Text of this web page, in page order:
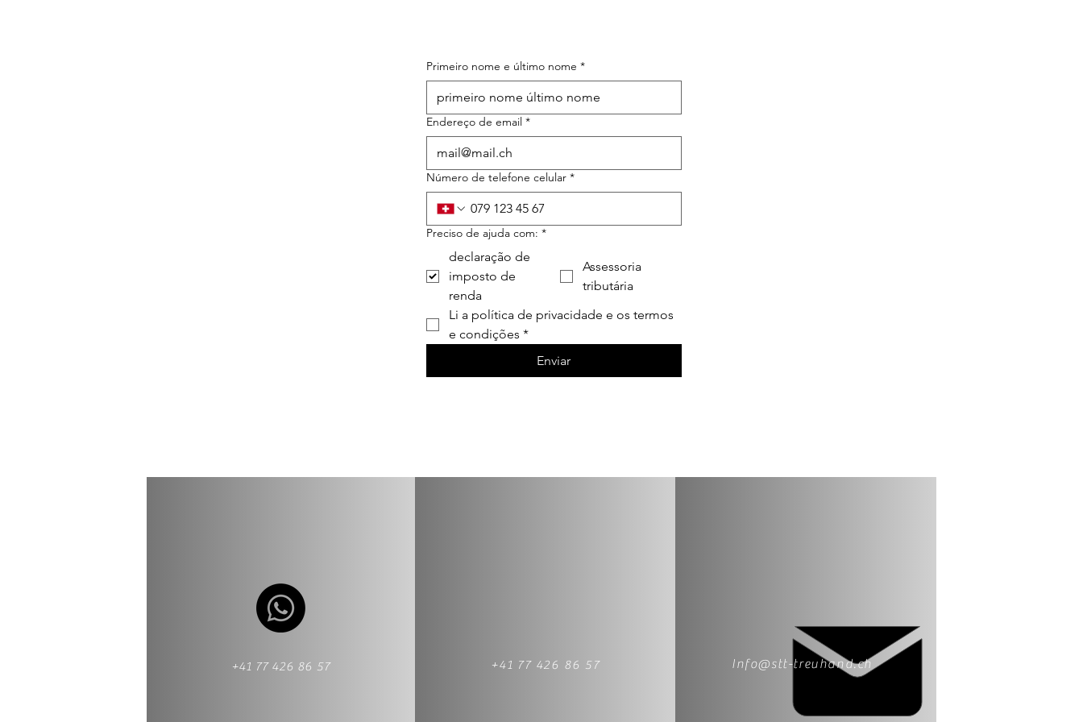
Primeiro nome e último nome *
Endereço de email *
Número de telefone celular *
Preciso de ajuda com: *
declaração de
imposto de
renda
Assessoria
tributária
Li a política de privacidade e os termos
e condições *
Enviar
+41 77 426 86 57 +41 77 426 86 57 Info@stt-treuhand.ch